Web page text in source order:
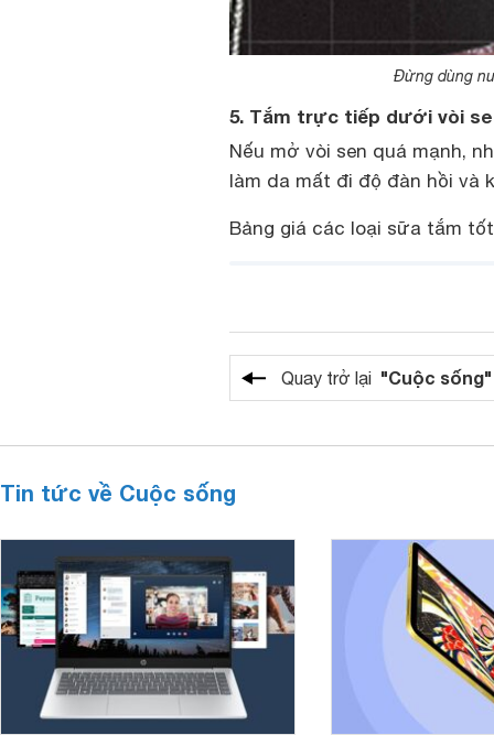
Đừng dùng
5. Tắm trực tiếp dưới vòi
Nếu mở vòi sen quá mạnh,
làm da mất đi độ đàn hồi và
Bảng giá các loại sữa tắm
Quay trở lại "Cuộc sống"
Tin tức về Cuộc sống